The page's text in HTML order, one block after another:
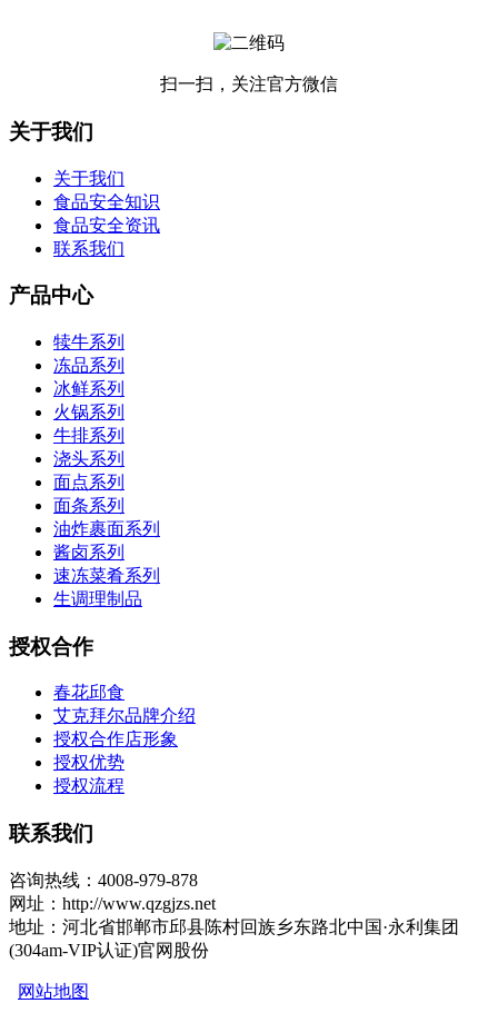
扫一扫，关注官方微信
关于我们
关于我们
食品安全知识
食品安全资讯
联系我们
产品中心
犊牛系列
冻品系列
冰鲜系列
火锅系列
牛排系列
浇头系列
面点系列
面条系列
油炸裹面系列
酱卤系列
速冻菜肴系列
生调理制品
授权合作
春花邱食
艾克拜尔品牌介绍
授权合作店形象
授权优势
授权流程
联系我们
咨询热线：4008-979-878
网址：http://www.qzgjzs.net
地址：河北省邯郸市邱县陈村回族乡东路北中国·永利集团
(304am-VIP认证)官网股份
网站地图